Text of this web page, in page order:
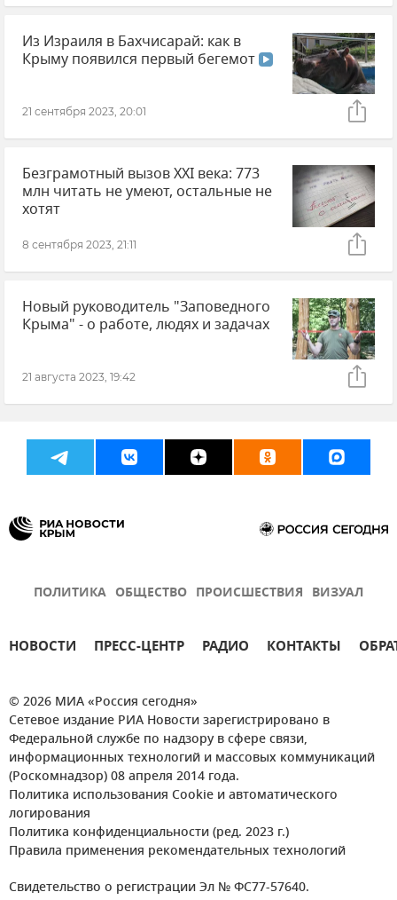
Из Израиля в Бахчисарай: как в
Крыму появился первый бегемот
21 сентября 2023, 20:01
Безграмотный вызов XXI века: 773
млн читать не умеют, остальные не
хотят
8 сентября 2023, 21:11
Новый руководитель "Заповедного
Крыма" - о работе, людях и задачах
21 августа 2023, 19:42
ПОЛИТИКА ОБЩЕСТВО ПРОИСШЕСТВИЯ ВИЗУАЛ
НОВОСТИ ПРЕСС-ЦЕНТР РАДИО КОНТАКТЫ
© 2026 МИА «Россия сегодня»
Сетевое издание РИА Новости зарегистрировано в
Федеральной службе по надзору в сфере связи,
информационных технологий и массовых коммуникаций
(Роскомнадзор) 08 апреля 2014 года.
Политика использования Cookie и автоматического
логирования
Политика конфиденциальности (ред. 2023 г.)
Правила применения рекомендательных технологий
Свидетельство о регистрации Эл № ФС77-57640.